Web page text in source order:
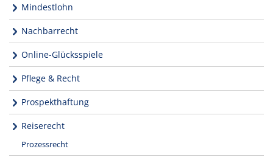
Mindestlohn
Nachbarrecht
Online-Glücksspiele
Pflege & Recht
Prospekthaftung
Reiserecht
Prozessrecht